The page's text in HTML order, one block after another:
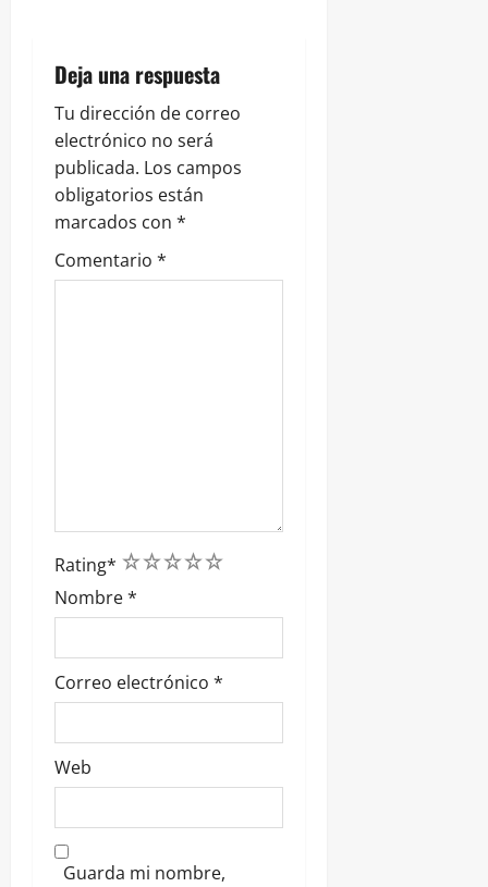
n
t
r
a
d
a
Deja una respuesta
Tu dirección de correo
electrónico no será
publicada. Los campos
obligatorios están
marcados con *
Comentario *
Rating* 5
4
3
2
1
Nombre*
Correo electrónico *
Web
Guarda mi nombre,